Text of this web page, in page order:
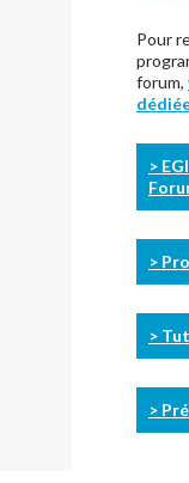
Pour
forum,
>
>
>
>